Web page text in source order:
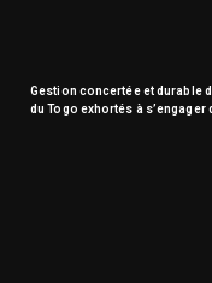
Gestion concertée et durable
du Togo exhortés à s’engager